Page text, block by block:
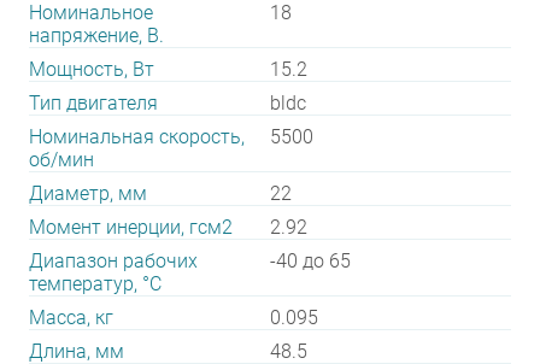
Номинальное
напряжение, В.
18
Мощность, Вт
15.2
Тип двигателя
bldc
Номинальная скорость,
об/мин
5500
Диаметр, мм
22
Момент инерции, гсм2
2.92
Диапазон рабочих
температур, °С
-40 до 65
Масса, кг
0.095
Длина, мм
48.5